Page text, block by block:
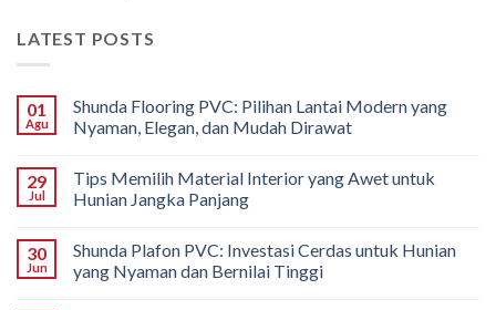
LATEST POSTS
01
Agu
Shunda Flooring PVC: Pilihan Lantai Modern yang
Nyaman, Elegan, dan Mudah Dirawat
29
Jul
Tips Memilih Material Interior yang Awet untuk
Hunian Jangka Panjang
30
Jun
Shunda Plafon PVC: Investasi Cerdas untuk Hunian
yang Nyaman dan Bernilai Tinggi